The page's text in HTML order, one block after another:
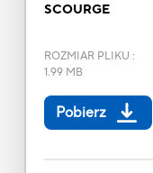
SCOURGE
ROZMIAR PLIKU :
1.99 MB
Pobierz